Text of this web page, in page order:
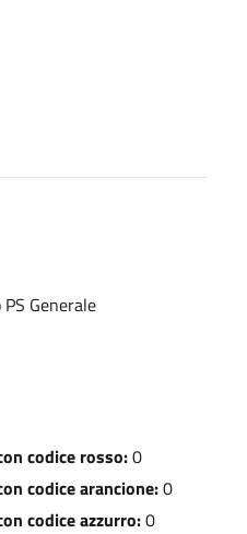
Generale
codice rosso:0
codice arancione:0
codice azzurro:0